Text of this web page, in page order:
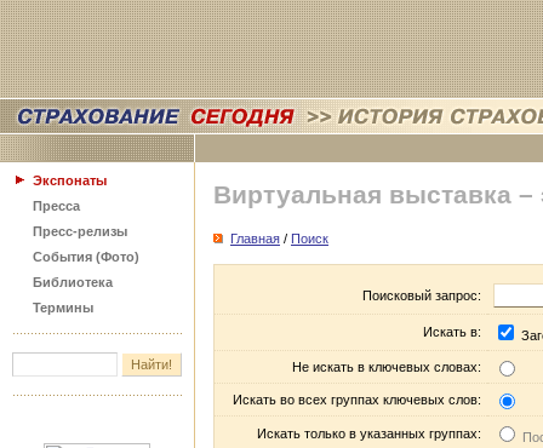
Экспонаты
Пресса
Пресс-релизы
События (Фото)
Библиотека
Термины
Виртуальная выставка –
Главная / Поиск
Поисковый запрос:
Искать в:
Не искать в ключевых словах:
Искать во всех группах ключевых слов:
Искать только в указанных группах: